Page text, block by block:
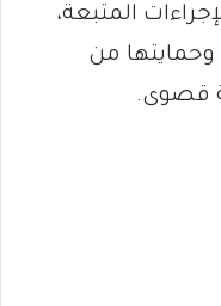
المتبعة،
وحمايتها من
قصوى.